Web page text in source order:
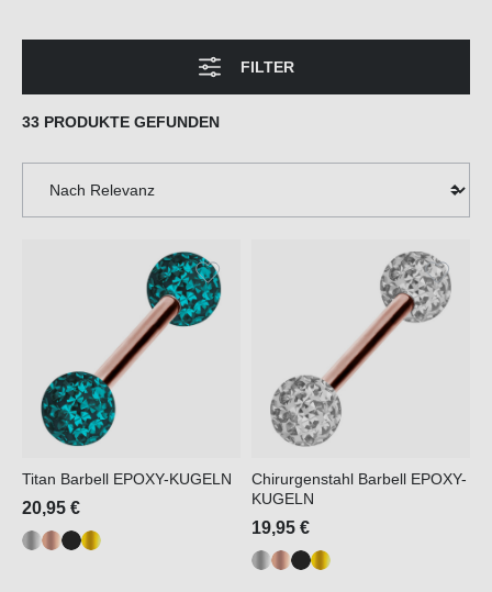
FILTER
33 PRODUKTE GEFUNDEN
Titan Barbell EPOXY-KUGELN
20,95 €
Chirurgenstahl Barbell EPOXY-
KUGELN
19,95 €